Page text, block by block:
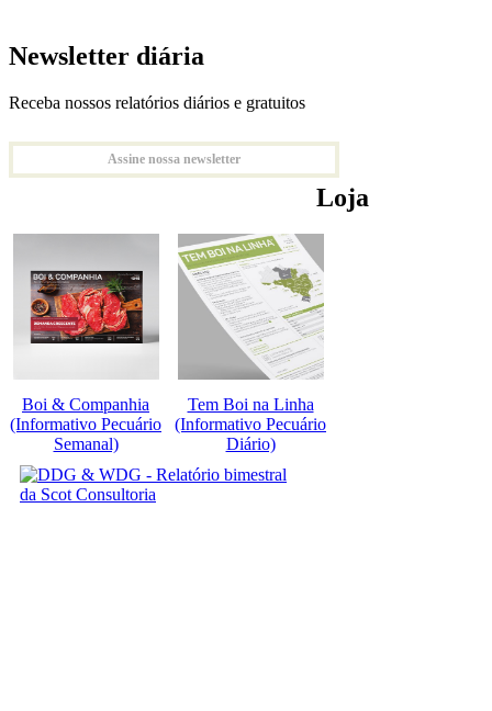
Newsletter diária
Receba nossos relatórios diários e gratuitos
Assine nossa newsletter
Loja
Boi & Companhia
(Informativo Pecuário
Semanal)
Tem Boi na Linha
(Informativo Pecuário
Diário)